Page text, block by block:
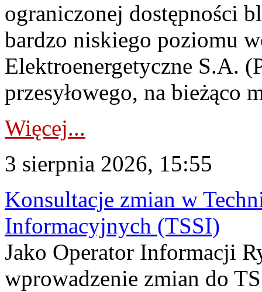
ograniczonej dostępności
bardzo niskiego poziomu
Elektroenergetyczne S.A.
przesyłowego, na bieżąco
Więcej...
3 sierpnia 2026, 15:55
Konsultacje zmian w
Informacyjnych (TSSI)
Jako Operator Informacji
wprowadzenie zmian do